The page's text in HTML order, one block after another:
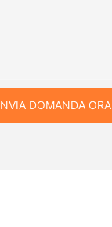
DOMANDA ORA